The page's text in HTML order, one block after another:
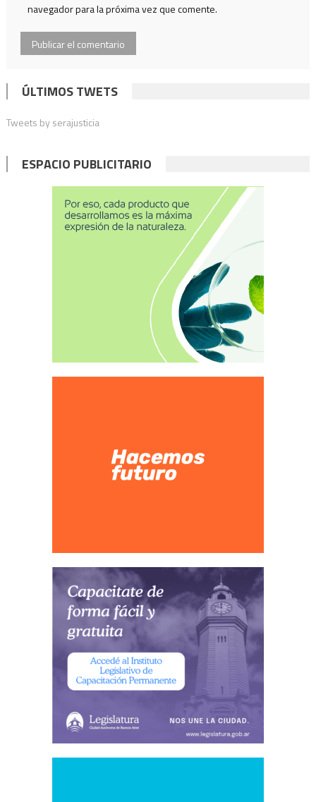
navegador para la próxima vez que comente.
ÚLTIMOS TWETS
Tweets by serajusticia
ESPACIO PUBLICITARIO